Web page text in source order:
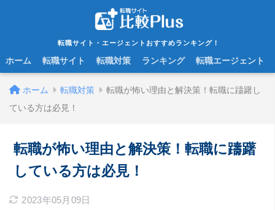
転職サイト・エージェントおすすめランキング！
ホーム 転職サイト 転職対策 ランキング 転職エージェント
ホーム 転職対策
転職が怖い理由と解決策！転職に躊躇し
ている方は必見！
転職が怖い理由と解決策！転職に躊躇
している方は必見！
2023年05月09日